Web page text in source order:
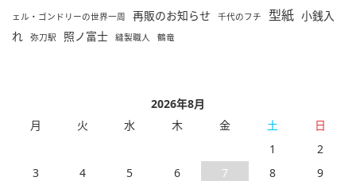
ェル・ゴンドリーの世界一周 再販のお知らせ 千代のフチ 型紙 小銭入
れ
弥刀駅 照ノ富士 縫製職人 鶴竜
2026年8月
月
火 水 木 金 土
日
1
2
3
4 5 6 7 8
9